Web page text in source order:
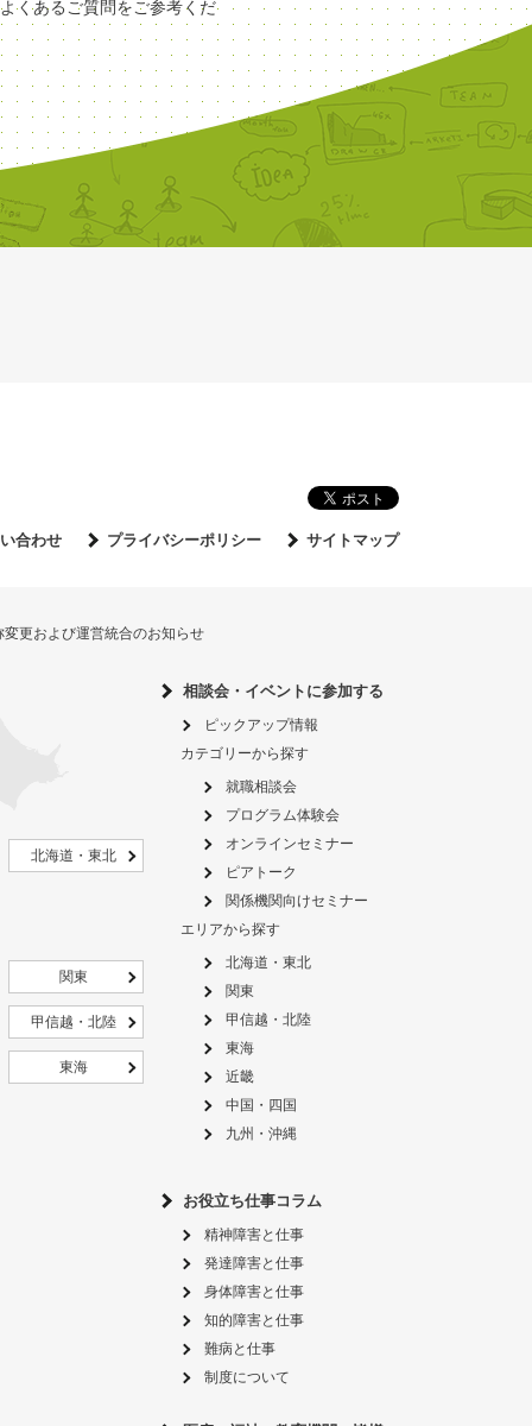
くあるご質問をご参考くだ
合わせ プライバシーポリシー サイトマップ
更および運営統合のお知らせ
北海道・東北
関東
甲信越・北陸
東海
相談会・イベントに参加する
ピックアップ情報
カテゴリーから探す
就職相談会
プログラム体験会
オンラインセミナー
ピアトーク
関係機関向けセミナー
エリアから探す
北海道・東北
関東
甲信越・北陸
東海
近畿
中国・四国
九州・沖縄
お役立ち仕事コラム
精神障害と仕事
発達障害と仕事
身体障害と仕事
知的障害と仕事
難病と仕事
制度について